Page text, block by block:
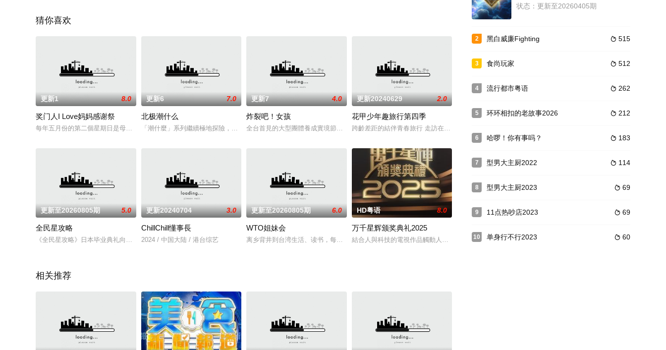
猜你喜欢
更新1 8.0
奖门人I Love妈妈感谢祭
每年五月份的第二個星期日是母親節，而孝敬媽媽的禮物宜盡早購入。2023年母親節前一星期，「獎門人」曾志偉及獎老們邀請新劇《一舞傾城》和處境劇
更新6 7.0
北极潮什么
「潮什麼」系列繼續極地探險，帶領觀眾向北極出發，遊走挪威、格陵蘭、加拿大的北極圈，見識地球北端的奇妙風光。探索屬於世界文化遺產的冰川、冰峽灣
更新7 4.0
炸裂吧！女孩
全台首見的大型團體養成實境節目！集結24位來自不同領域的人氣指標女孩，在這一百個熱血的日子裡，即將創造屬於自己的炸裂時刻，未知的環
更新20240629 2.0
花甲少年趣旅行第四季
跨齡差距的結伴青春旅行 走訪在地文化行銷台灣！ 全台唯一！跨世代明星旅遊實境節目！ 節目透過2位花甲
更新至20260805期 5.0
全民星攻略
《全民星攻略》日本毕业典礼向学长要制服的第二颗钮釦代表著什麽意思呢？喜欢金庸小说的人必须要来挑战这一题，郭靖第一次见到黄蓉请她吃饭，花了银子
更新20240704 3.0
ChillChill懂事長
2024 / 中国大陆 / 港台综艺
更新至20260805期 6.0
WTO姐妹会
离乡背井到台湾生活、读书，每个台湾新住民难免会因为文化差异、风俗不同，在日常生活上遇到许多有趣的事。哪国女生最受欢迎？不同国家的
HD粤语 8.0
万千星辉颁奖典礼2025
結合人與科技的電視作品觸動人心，年度矚目盛事《萬千星輝頒獎典禮2025》以「貪新·不忘舊」為主題，藉
相关推荐
状态：更新至20260405期
2  515
黑白威廉Fighting
3  512
食尚玩家
4  262
流行都市粤语
5  212
环环相扣的老故事2026
6  183
哈啰！你有事吗？
7  114
型男大主厨2022
8  69
型男大主厨2023
9  69
11点热吵店2023
10  60
单身行不行2023